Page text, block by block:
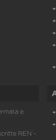
e
REN -